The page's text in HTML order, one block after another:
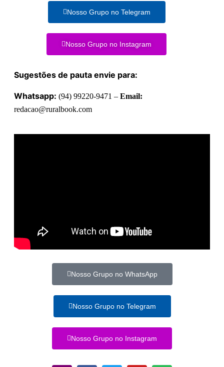
Nosso Grupo no Telegram
Nosso Grupo no Instagram
Sugestões de pauta envie para:
Whatsapp: (94) 99220-9471 – Email:
redacao@ruralbook.com
Nosso Grupo no WhatsApp
Nosso Grupo no Telegram
Nosso Grupo no Instagram